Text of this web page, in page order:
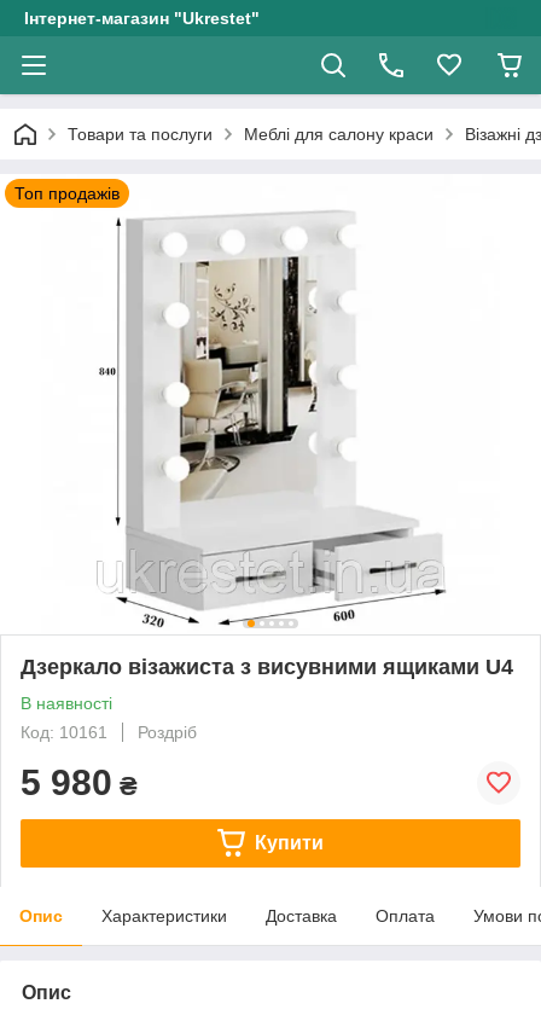
Інтернет-магазин "Ukrestet"
Товари та послуги Меблі для салону краси Візажні
Топ продажів
Дзеркало візажиста з висувними ящиками U4
В наявності
Код: 10161
Роздріб
5 980 ₴
Купити
Опис Характеристики Доставка Оплата Умови
Опис